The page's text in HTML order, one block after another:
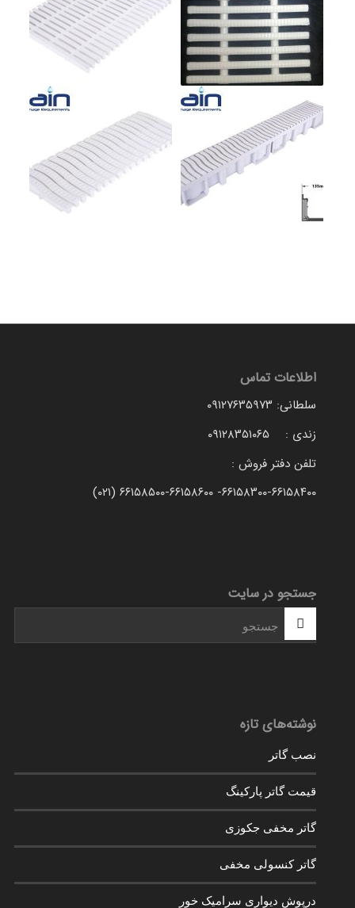
اطلاعات تماس
سلطانی: ۰۹۱۲۷۶۳۵۹۷۳
زندی : ۰۹۱۲۸۳۵۱۰۶۵
تلفن دفتر فروش :
۶۶۱۵۸۳۰۰-۶۶۱۵۸۴۰۰- ۶۶۱۵۸۵۰۰-۶۶۱۵۸۶۰۰ (۰۲۱)
جستجو در سایت
نوشته‌های تازه
نصب گاتر
قیمت گاتر پارکینگ
گاتر مخفی جکوزی
گاتر کنسولی مخفی
درپوش دیواری سرامیک خور